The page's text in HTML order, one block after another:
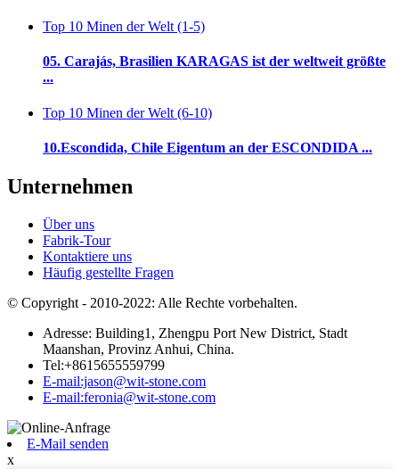
Top 10 Minen der Welt (1-5)
05. Carajás, Brasilien KARAGAS ist der weltweit größte
...
Top 10 Minen der Welt (6-10)
10.Escondida, Chile Eigentum an der ESCONDIDA ...
Unternehmen
Über uns
Fabrik-Tour
Kontaktiere uns
Häufig gestellte Fragen
© Copyright - 2010-2022: Alle Rechte vorbehalten.
Adresse: Building1, Zhengpu Port New District, Stadt
Maanshan, Provinz Anhui, China.
Tel:+8615655559799
E-mail:jason@wit-stone.com
E-mail:feronia@wit-stone.com
E-Mail senden
x